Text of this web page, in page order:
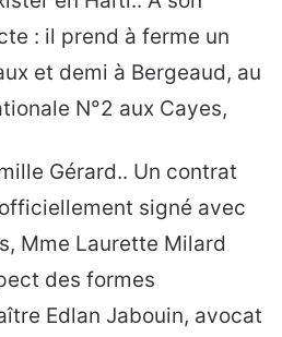
: il prend à ferme un
et demi à Bergeaud, au
N°2 aux Cayes,
Gérard.. Un contrat
signé avec
Mme Laurette Milard
des formes
Edlan Jabouin, avocat